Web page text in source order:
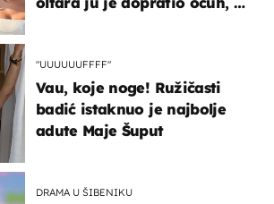
"UUUUUUFFFF"
Vau, koje noge! Ružičasti
badić istaknuo je najbolje
adute Maje Šuput
DRAMA U ŠIBENIKU